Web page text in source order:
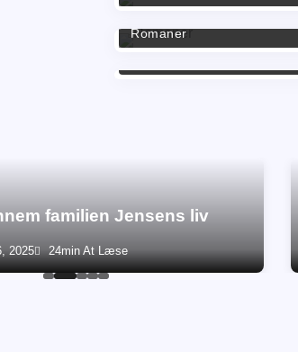
Romaner
familien Jensens liv
2025 24min At Læse